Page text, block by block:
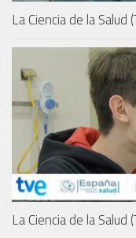
La Ciencia de la
La Ciencia de la